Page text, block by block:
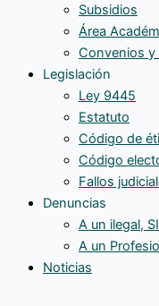
Subsidios
Área
Convenios y
Legislación
Ley 9445
Estatuto
Código de
Código
Fallos
Denuncias
A un ilegal,
A un
Noticias